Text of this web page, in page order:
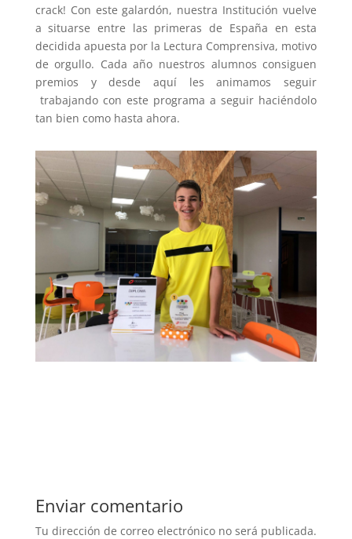
crack!‬ Con este galardón, nuestra Institución vuelve
a situarse entre las primeras de España en esta
decidida apuesta por la Lectura Comprensiva, motivo
de orgullo. Cada año nuestros alumnos consiguen
premios y desde aquí les animamos seguir
trabajando con este programa a seguir haciéndolo
tan bien como hasta ahora.
Enviar comentario
Tu dirección de correo electrónico no será publicada.